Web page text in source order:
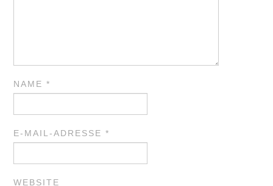
NAME*
E-MAIL-ADRESSE*
WEBSITE